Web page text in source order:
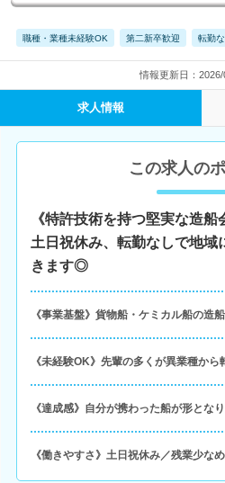
職種・業種未経験OK 第二新卒歓迎 転勤な
情報更新日：2026/
求人情報
この求人の
《特許技術を持つ堅実な造
土日祝休み、転勤なしで地域
きます◎
《事業基盤》貨物船・ケミカル船の造
《未経験OK》先輩の多くが異業種から
《達成感》自分が携わった船が形とな
《働きやすさ》土日祝休み／残業少な